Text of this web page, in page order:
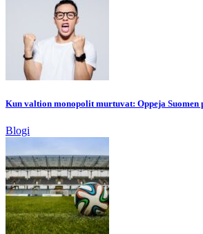
Kun valtion monopolit murtuvat: Oppeja
Blogi